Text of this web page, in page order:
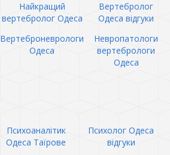
Найкращий
вертебролог Одеса
Вертебролог
Одеса відгуки
Вертеброневрологи
Одеса
Невропатологи
вертебрологи
Одеса
Психоаналітик
Одеса Таїрове
Психолог Одеса
відгуки